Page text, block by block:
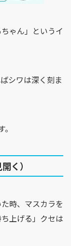
ゃん」というイ
シワは深く刻ま
く）
時、マスカラを
上げる」クセは